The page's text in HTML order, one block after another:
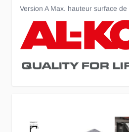
Version A Max. hauteur surface